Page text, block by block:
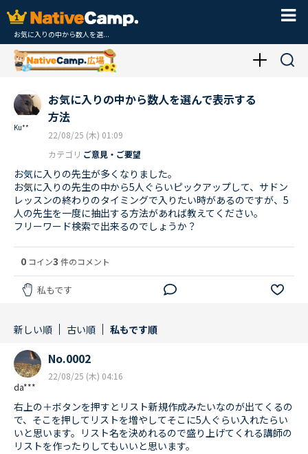
お気に入りの中から数人を選...
Ku**
お気に入りの中から数人を選んで表示する
方法
22/08/25 (木) 01:09
カテゴリ ご意見・ご要望
お気に入りの先生が多くなりました。
お気に入りの先生の中から5人ぐらいピックアップして、サドン
レッスンの終わりのタイミングで入りたい時があるのですが、5
人の先生を一度に抽出する方法があれば教えてください。
フリーワード検索で出来るのでしょうか？
0 コイン3 件のコメント
私もです
新しい順 古い順 私もです順
da***
No.0002
22/08/25 (木) 04:16
右上の＋ボタンを押すとリスト新規作成みたいなのが出てくるの
で、そこを押してリストを増やしてそこに5人ぐらい入れたらい
いと思います。リスト名を決めれるので盛り上げてくれる講師の
リストを作ったりしてもいいと思います。